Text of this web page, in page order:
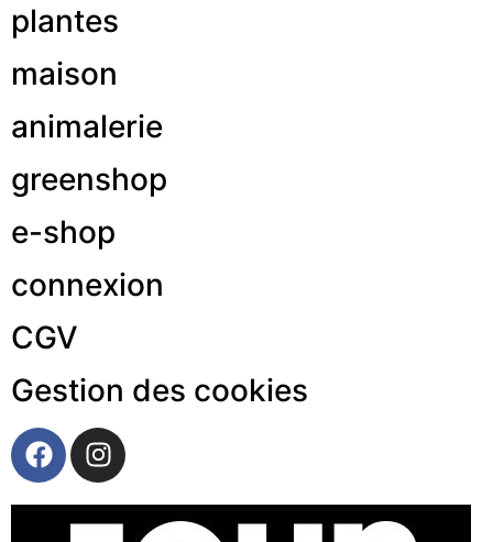
plantes
maison
animalerie
greenshop
e-shop
connexion
CGV
Gestion des cookies